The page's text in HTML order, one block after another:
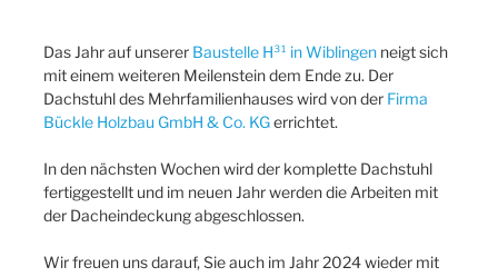
Das Jahr auf unserer Baustelle H³¹ in Wiblingen neigt sich
mit einem weiteren Meilenstein dem Ende zu. Der
Dachstuhl des Mehrfamilienhauses wird von der Firma
Bückle Holzbau GmbH & Co. KGerrichtet.
In den nächsten Wochen wird der komplette Dachstuhl
fertiggestellt und im neuen Jahr werden die Arbeiten mit
der Dacheindeckung abgeschlossen.
Wir freuen uns darauf, Sie auch im Jahr 2024 wieder mit